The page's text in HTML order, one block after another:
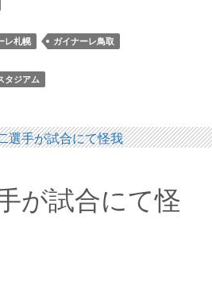
ロ
レ札幌 ガイナーレ鳥取
タジアム
が試合にて怪